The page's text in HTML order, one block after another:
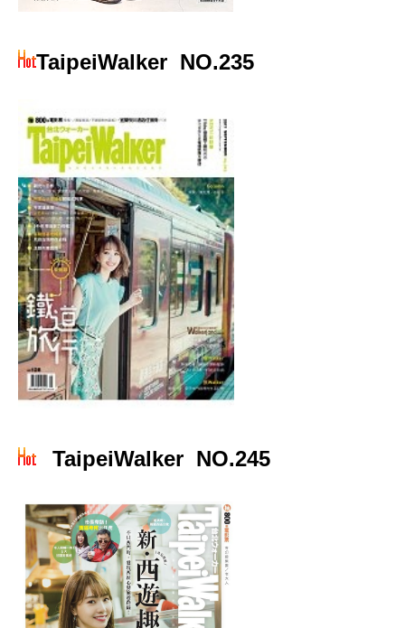
TaipeiWalker NO.235
TaipeiWalker NO.245